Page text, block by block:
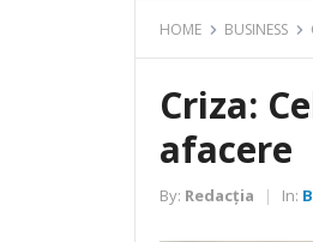
HOME BUSINESS
Criza:
afacere
By: Redacția | In: